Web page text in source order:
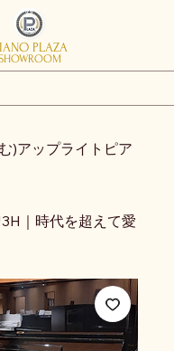
PLAZA
)アップライトピア
｜時代を超えて愛